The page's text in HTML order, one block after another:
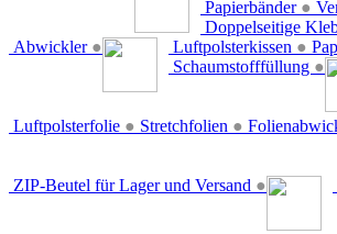
Papierbänder ●
Doppelseitige
Abwickler ● Luftpolsterkissen ●
Schaumstofffüllung ●
Luftpolsterfolie ● Stretchfolien ●
ZIP-Beutel für Lager und Versand ●